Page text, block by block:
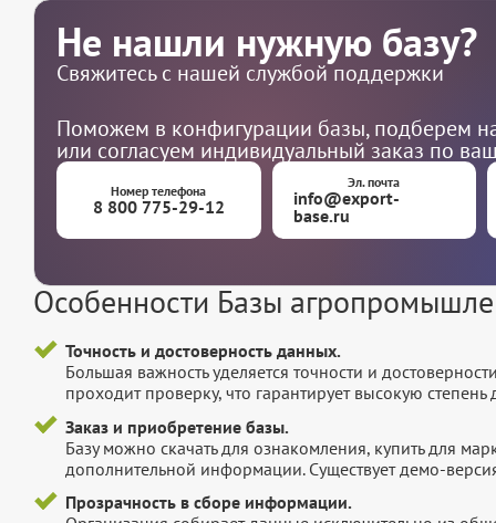
Не нашли нужную базу?
Свяжитесь с нашей службой поддержки
Поможем в конфигурации базы, подберем
или согласуем индивидуальный заказ по
Номер телефона
8 800 775-29-12
Эл. почта
info@export-
base.ru
Особенности Базы
Точность и достоверность данных.
Большая важность уделяется точности и
проходит проверку, что гарантирует высокую
Заказ и приобретение базы.
Базу можно скачать для ознакомления, купить для
дополнительной информации. Существует демо-
Прозрачность в сборе информации.